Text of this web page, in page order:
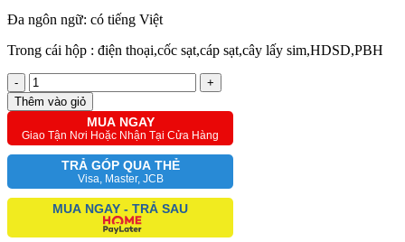
Đa ngôn ngữ: có tiếng Việt
Trong cái hộp : điện thoại,cốc sạt,cáp sạt,cây lấy sim,HDSD,PBH
-
+
Thêm vào giỏ
MUA NGAY
Giao Tận Nơi Hoặc Nhận Tại Cửa Hàng
TRẢ GÓP QUA THẺ
Visa, Master, JCB
MUA NGAY - TRẢ SAU